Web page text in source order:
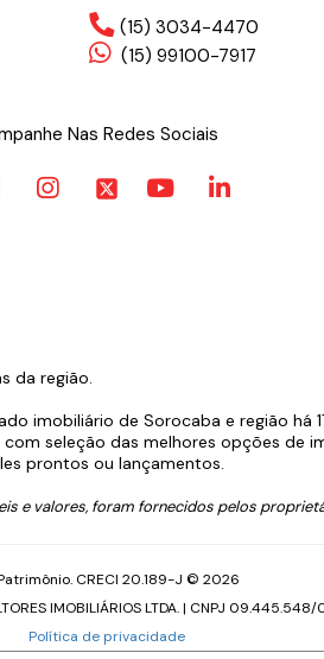
(15) 3034-4470
(15) 99100-7917
Nas Redes Sociais
da região.
imobiliário de Sorocaba e região há
seleção das melhores opções de
prontos ou lançamentos.
e valores, foram fornecidos pelos
CRECI 20.189-J © 2026
IMOBILIÁRIOS LTDA. | CNPJ
Política de privacidade